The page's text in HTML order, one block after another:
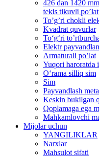
426 dan 1420
tekis tikuvli
To’g’ri chokli
Kvadrat quvurlar
To‘g‘ri
Elektr
Armaturali po’lat
Yuqori haroratda
O‘rama silliq sim
Sim
Payvandlash
Keskin bukilgan
Qoplamaga ega
Mahkamlovchi
Mijolar uchun
YANGILIKLAR
Narxlar
Mahsulot sifati